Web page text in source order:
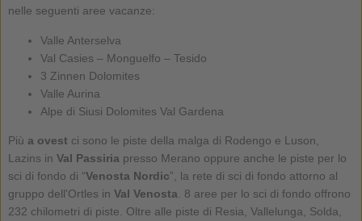
nelle seguenti aree vacanze:
Valle Anterselva
Val Casies – Monguelfo – Tesido
3 Zinnen Dolomites
Valle Aurina
Alpe di Siusi Dolomites Val Gardena
Più a ovest ci sono le piste della malga di Rodengo e Luson,
Lazins in Val Passiria presso Merano oppure anche le piste per lo
sci di fondo di “Venosta Nordic”, la rete di sci di fondo attorno al
gruppo dell'Ortles in Val Venosta . 8 aree per lo sci di fondo offrono
232 chilometri di piste. Oltre alle piste di Resia, Vallelunga, Solda,